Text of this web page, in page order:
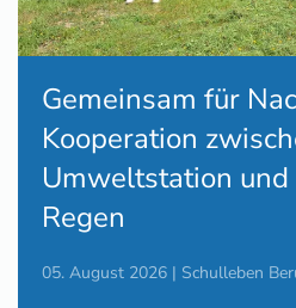
Gemeinsam für
Kooperation
Umweltstation
Regen
05. August 2026 | Schulleben